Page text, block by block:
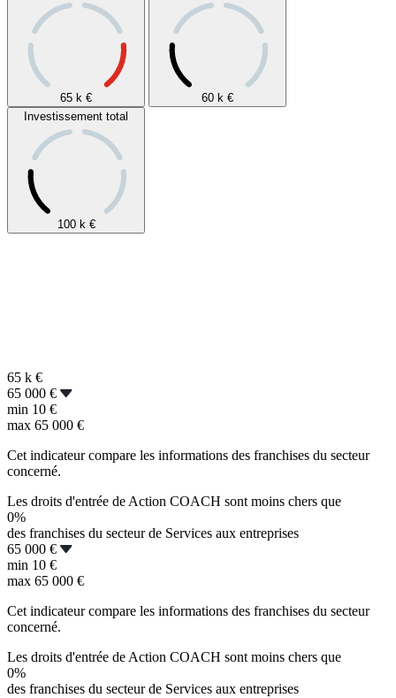
65 k € 60 k €
Investissement total
100 k €
65 k €
65 000 €
min 10 €
max 65 000 €
Cet indicateur compare les informations des franchises du secteur
concerné.
Les droits d'entrée de Action COACH sont moins chers que
0%
des franchises du secteur de Services aux entreprises
65 000 €
min 10 €
max 65 000 €
Cet indicateur compare les informations des franchises du secteur
concerné.
Les droits d'entrée de Action COACH sont moins chers que
0%
des franchises du secteur de Services aux entreprises